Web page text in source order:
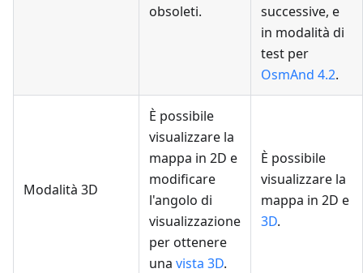
obsoleti.
successive, e
in modalità di
test per
OsmAnd 4.2.
Modalità 3D
È possibile
visualizzare la
mappa in 2D e
modificare
l'angolo di
visualizzazione
per ottenere
una vista 3D.
È possibile
visualizzare la
mappa in 2D e
3D.